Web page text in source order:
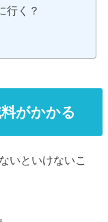
行く？
がかかる
いといけないこ